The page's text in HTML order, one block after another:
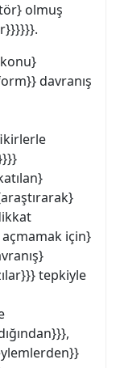
olmuş
davranış
için}
tepkiyle